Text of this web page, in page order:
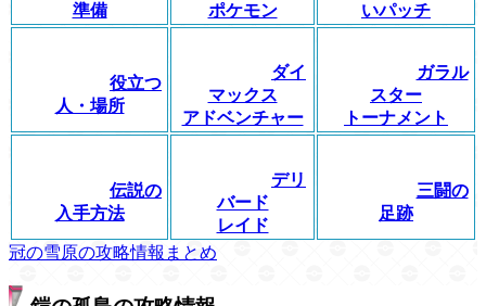
準備
ポケモン
いパッチ
役立つ
人・場所
ダイ
マックス
アドベンチャー
ガラル
スター
トーナメント
伝説の
入手方法
デリ
バード
レイド
三闘の
足跡
冠の雪原の攻略情報まとめ